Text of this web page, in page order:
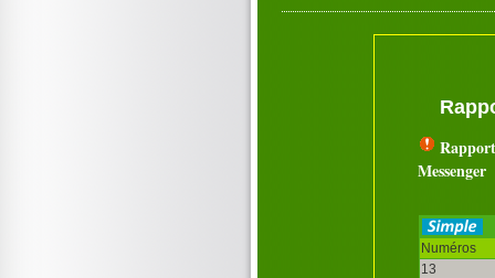
Messenger
Numéros
13